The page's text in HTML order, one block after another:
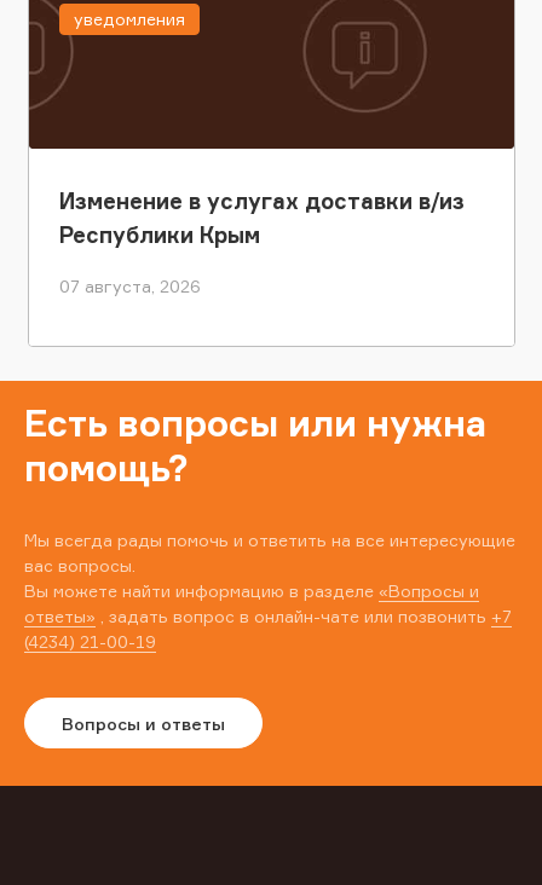
Изменение в услугах доставки в/из
Республики Крым
07 августа, 2026
уведомления
Есть вопросы или нужна
помощь?
Мы всегда рады помочь и ответить на все интересующие
вас вопросы.
Вы можете найти информацию в разделе «Вопросы и
ответы» , задать вопрос в онлайн-чате или позвонить +7
(4234) 21-00-19
Вопросы и ответы